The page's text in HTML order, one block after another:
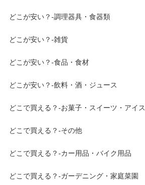
どこが安い？-調理器具・食器類
どこが安い？-雑貨
どこが安い？-食品・食材
どこが安い？-飲料・酒・ジュース
どこで買える？-お菓子・スイーツ・アイス
どこで買える？-その他
どこで買える？-カー用品・バイク用品
どこで買える？-ガーデニング・家庭菜園